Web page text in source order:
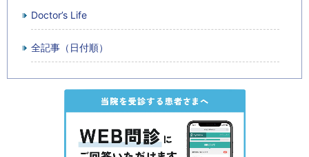
Doctor’s Life
全記事（日付順）